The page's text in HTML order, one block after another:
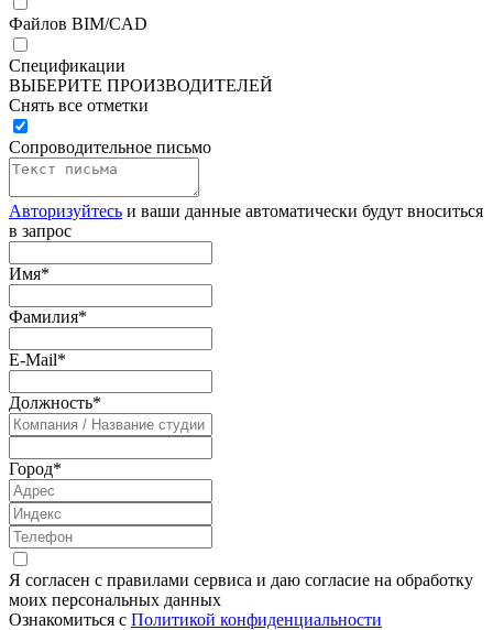
Файлов BIM/CAD
Спецификации
ВЫБЕРИТЕ ПРОИЗВОДИТЕЛЕЙ
Снять все отметки
Сопроводительное письмо
Авторизуйтесь и ваши данные автоматически будут вноситься
в запрос
Имя*
Фамилия*
E-Mail*
Должность*
Город*
Я согласен с правилами сервиса и даю согласие на обработку
моих персональных данных
Ознакомиться с Политикой конфиденциальности